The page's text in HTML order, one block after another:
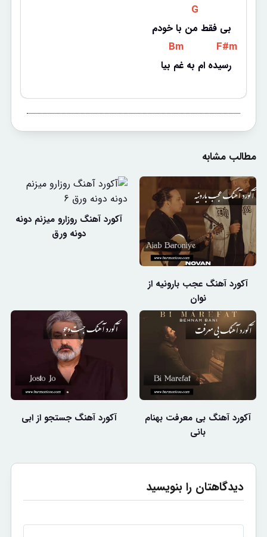
G
بی فقط من با خودم
Bm F#m
رسیده ام به غم بیا
مطالب مشابه
آکورد آهنگ عجب بارونیه از
نوان
آکورد آهنگ روزارو میزنم دونه
دونه ورق
آکورد آهنگ بی معرفت بهنام
بانی
آکورد آهنگ جستجو از ابی
دیدگاهتان را بنویسید